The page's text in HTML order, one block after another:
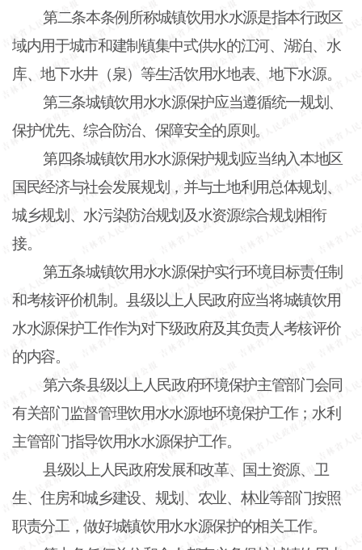
第二条本条例所称城镇饮用水水源是指本行政区
域内用于城市和建制镇集中式供水的江河、湖泊、水
库、地下水井（泉）等生活饮用水地表、地下水源。
第三条城镇饮用水水源保护应当遵循统一规划、
保护优先、综合防治、保障安全的原则。
第四条城镇饮用水水源保护规划应当纳入本地区
国民经济与社会发展规划，并与土地利用总体规划、
城乡规划、水污染防治规划及水资源综合规划相衔
接。
第五条城镇饮用水水源保护实行环境目标责任制
和考核评价机制。县级以上人民政府应当将城镇饮用
水水源保护工作作为对下级政府及其负责人考核评价
的内容。
第六条县级以上人民政府环境保护主管部门会同
有关部门监督管理饮用水水源地环境保护工作；水利
主管部门指导饮用水水源保护工作。
县级以上人民政府发展和改革、国土资源、卫
生、住房和城乡建设、规划、农业、林业等部门按照
职责分工，做好城镇饮用水水源保护的相关工作。